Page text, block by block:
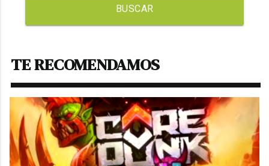
BUSCAR
TE RECOMENDAMOS